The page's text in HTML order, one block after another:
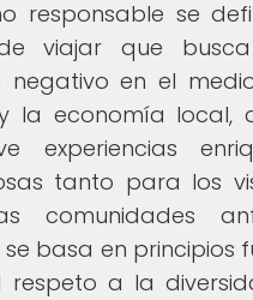
responsable se
viajar que busca
negativo en el
la economía local,
experiencias
tanto para los
comunidades
basa en principios
respeto a la